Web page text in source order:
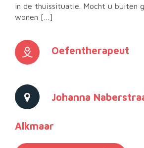
in de thuissituatie. Mocht u buiten
wonen […]
Oefentherapeut
Johanna
Alkmaar